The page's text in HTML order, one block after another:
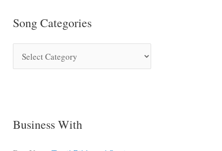
Song Categories
o
C
Business With